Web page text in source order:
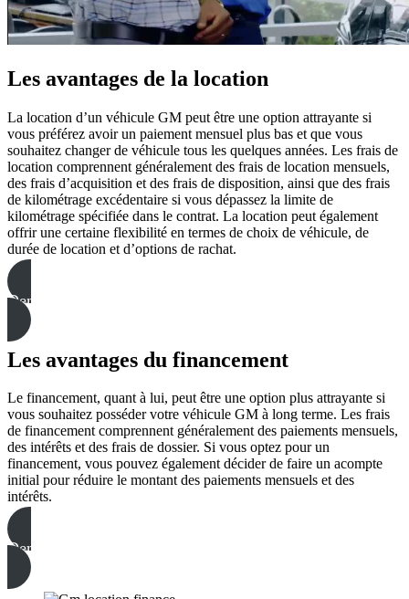
Les avantages de la location
La location d’un véhicule GM peut être une option attrayante si
vous préférez avoir un paiement mensuel plus bas et que vous
souhaitez changer de véhicule tous les quelques années. Les frais de
location comprennent généralement des frais de location mensuels,
des frais d’acquisition et des frais de disposition, ainsi que des frais
de kilométrage excédentaire si vous dépassez la limite de
kilométrage spécifiée dans le contrat. La location peut également
offrir une certaine flexibilité en termes de choix de véhicule, de
durée de location et d’options de rachat.
Demande de financement
Les avantages du financement
Le financement, quant à lui, peut être une option plus attrayante si
vous souhaitez posséder votre véhicule GM à long terme. Les frais
de financement comprennent généralement des paiements mensuels,
des intérêts et des frais de dossier. Si vous optez pour un
financement, vous pouvez également décider de faire un acompte
initial pour réduire le montant des paiements mensuels et des
intérêts.
Demande de financement